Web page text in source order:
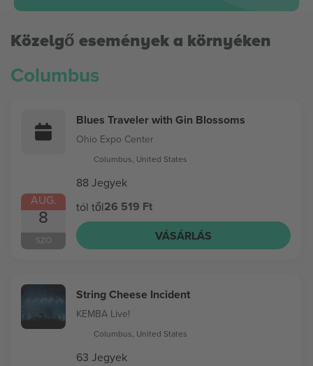
Közelgő események a környéken
Columbus
AUG.
8
SZO
Blues Traveler with Gin Blossoms
Ohio Expo Center
Columbus, United States
88 Jegyek
tól től26 519 Ft
VÁSÁRLÁS
String Cheese Incident
KEMBA Live!
Columbus, United States
63 Jegyek